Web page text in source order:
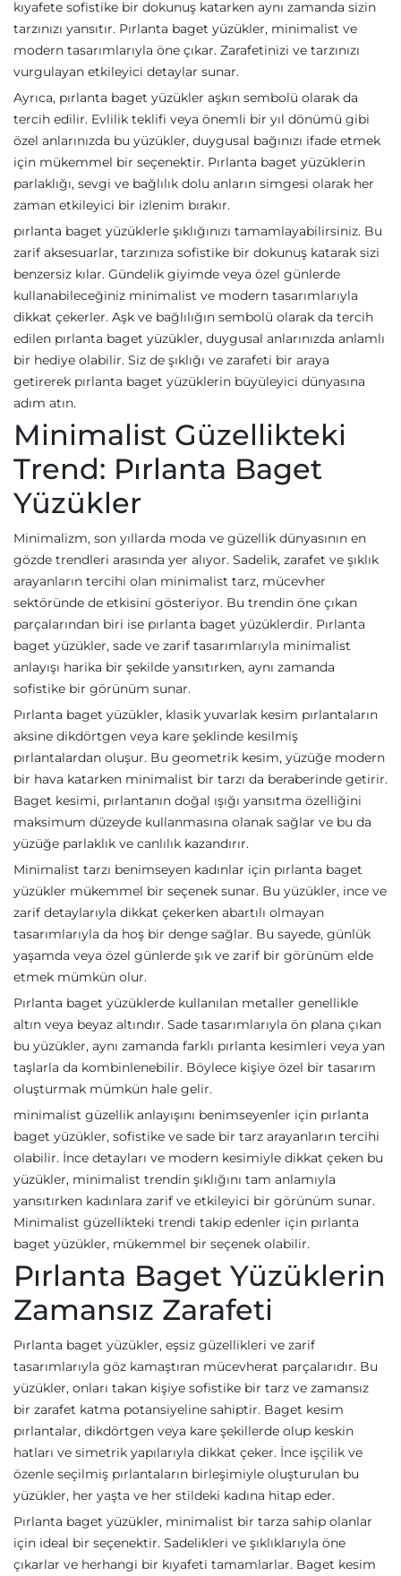
kıyafete sofistike bir dokunuş katarken aynı zamanda sizin
tarzınızı yansıtır. Pırlanta baget yüzükler, minimalist ve
modern tasarımlarıyla öne çıkar. Zarafetinizi ve tarzınızı
vurgulayan etkileyici detaylar sunar.
Ayrıca, pırlanta baget yüzükler aşkın sembolü olarak da
tercih edilir. Evlilik teklifi veya önemli bir yıl dönümü gibi
özel anlarınızda bu yüzükler, duygusal bağınızı ifade etmek
için mükemmel bir seçenektir. Pırlanta baget yüzüklerin
parlaklığı, sevgi ve bağlılık dolu anların simgesi olarak her
zaman etkileyici bir izlenim bırakır.
pırlanta baget yüzüklerle şıklığınızı tamamlayabilirsiniz. Bu
zarif aksesuarlar, tarzınıza sofistike bir dokunuş katarak sizi
benzersiz kılar. Gündelik giyimde veya özel günlerde
kullanabileceğiniz minimalist ve modern tasarımlarıyla
dikkat çekerler. Aşk ve bağlılığın sembolü olarak da tercih
edilen pırlanta baget yüzükler, duygusal anlarınızda anlamlı
bir hediye olabilir. Siz de şıklığı ve zarafeti bir araya
getirerek pırlanta baget yüzüklerin büyüleyici dünyasına
adım atın.
Minimalist Güzellikteki
Trend: Pırlanta Baget
Yüzükler
Minimalizm, son yıllarda moda ve güzellik dünyasının en
gözde trendleri arasında yer alıyor. Sadelik, zarafet ve şıklık
arayanların tercihi olan minimalist tarz, mücevher
sektöründe de etkisini gösteriyor. Bu trendin öne çıkan
parçalarından biri ise pırlanta baget yüzüklerdir. Pırlanta
baget yüzükler, sade ve zarif tasarımlarıyla minimalist
anlayışı harika bir şekilde yansıtırken, aynı zamanda
sofistike bir görünüm sunar.
Pırlanta baget yüzükler, klasik yuvarlak kesim pırlantaların
aksine dikdörtgen veya kare şeklinde kesilmiş
pırlantalardan oluşur. Bu geometrik kesim, yüzüğe modern
bir hava katarken minimalist bir tarzı da beraberinde getirir.
Baget kesimi, pırlantanın doğal ışığı yansıtma özelliğini
maksimum düzeyde kullanmasına olanak sağlar ve bu da
yüzüğe parlaklık ve canlılık kazandırır.
Minimalist tarzı benimseyen kadınlar için pırlanta baget
yüzükler mükemmel bir seçenek sunar. Bu yüzükler, ince ve
zarif detaylarıyla dikkat çekerken abartılı olmayan
tasarımlarıyla da hoş bir denge sağlar. Bu sayede, günlük
yaşamda veya özel günlerde şık ve zarif bir görünüm elde
etmek mümkün olur.
Pırlanta baget yüzüklerde kullanılan metaller genellikle
altın veya beyaz altındır. Sade tasarımlarıyla ön plana çıkan
bu yüzükler, aynı zamanda farklı pırlanta kesimleri veya yan
taşlarla da kombinlenebilir. Böylece kişiye özel bir tasarım
oluşturmak mümkün hale gelir.
minimalist güzellik anlayışını benimseyenler için pırlanta
baget yüzükler, sofistike ve sade bir tarz arayanların tercihi
olabilir. İnce detayları ve modern kesimiyle dikkat çeken bu
yüzükler, minimalist trendin şıklığını tam anlamıyla
yansıtırken kadınlara zarif ve etkileyici bir görünüm sunar.
Minimalist güzellikteki trendi takip edenler için pırlanta
baget yüzükler, mükemmel bir seçenek olabilir.
Pırlanta Baget Yüzüklerin
Zamansız Zarafeti
Pırlanta baget yüzükler, eşsiz güzellikleri ve zarif
tasarımlarıyla göz kamaştıran mücevherat parçalarıdır. Bu
yüzükler, onları takan kişiye sofistike bir tarz ve zamansız
bir zarafet katma potansiyeline sahiptir. Baget kesim
pırlantalar, dikdörtgen veya kare şekillerde olup keskin
hatları ve simetrik yapılarıyla dikkat çeker. İnce işçilik ve
özenle seçilmiş pırlantaların birleşimiyle oluşturulan bu
yüzükler, her yaşta ve her stildeki kadına hitap eder.
Pırlanta baget yüzükler, minimalist bir tarza sahip olanlar
için ideal bir seçenektir. Sadelikleri ve şıklıklarıyla öne
çıkarlar ve herhangi bir kıyafeti tamamlarlar. Baget kesim